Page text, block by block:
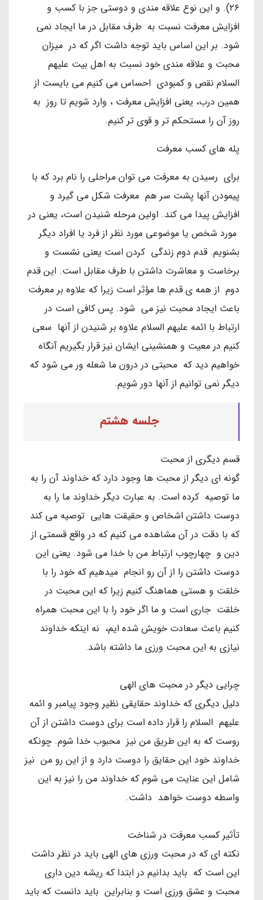
۲۶). و این نوع علاقه مندی و دوستی جز با کسب و
افزایش معرفت نسبت به طرف مقابل در ما ایجاد نمی
شود. بر این اساس باید توجه داشت اگر که در میزان
محبت و علاقه مندی خود نسبت به اهل بیت علیهم
السلام نقص و کمبودی احساس می کنیم می بایست از
همین درب، یعنی افزایش معرفت ، وارد شویم تا روز به
روز آن را مستحکم تر و قوی تر کنیم.
پله های کسب معرفت
برای رسیدن به معرفت می توان مراحلی را نام برد که با
پیمودن آنها پشت سر هم معرفت شکل می گیرد و
افزایش پیدا می کند. اولین مرحله شنیدن است، یعنی در
مورد شخص یا موضوعی مورد نظر از فرد یا افراد دیگر
بشنویم. قدم دوم زندگی کردن است یعنی نشست و
برخاست و معاشرت داشتن با طرف مقابل است. این قدم
دوم از همه ی قدم ها مؤثر است زیرا که علاوه بر معرفت
باعث ایجاد محبت نیز می شود. پس کافی است در
ارتباط با ائمه علیهم السلام علاوه بر شنیدن از آنها سعی
کنیم در معیت و همنشینی ایشان نیز قرار بگیریم آنگاه
خواهیم دید که محبتی در درون ما شعله ور می شود که
دیگر نمی توانیم از آنها دور شویم.
جلسه هشتم
قسم دیگری از محبت
گونه ای دیگر از محبت ها وجود دارد که خداوند آن را به
ما توصیه کرده است. به عبارت دیگر خداوند ما را به
دوست داشتن اشخاص و حقیقت هایی توصیه می کند
که با دقت در آن مشاهده می کنیم که در واقع قسمتی از
دین و چهارچوب ارتباط من با خدا می شود. یعنی این
دوست داشتن را از آن رو انجام میدهیم که خود را با
خلقت و هستی هماهنگ کنیم زیرا که این محبت در
خلقت جاری است و ما اگر خود را با این محبت همراه
کنیم باعث سعادت خویش شده ایم، نه اینکه خداوند
نیازی به این محبت ورزی ما داشته باشد.
چرایی دیگر در محبت های الهی
دلیل دیگری که خداوند حقایقی نظیر وجود پیامبر و ائمه
علیهم السلام را قرار داده است برای دوست داشتن از آن
روست که به این طریق من نیز محبوب خدا شوم. چونکه
خداوند خود این حقایق را دوست دارد و از این رو من نیز
شامل این عنایت می شوم که خداوند من را نیز به این
واسطه دوست خواهد داشت.
تأثیر کسب معرفت در شناخت
نکته ای که در محبت ورزی های الهی باید در نظر داشت
این است که باید بدانیم در ابتدا که ریشه دین داری
محبت و عشق ورزی است و بنابراین باید دانست که باید